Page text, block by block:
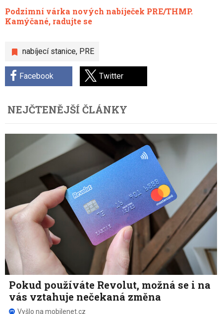
nabíjecí stanice, PRE
Facebook Twitter
Podzimní várka nových nabíječek PRE/THMP.
Kamýčané, radujte se
NEJČTENĚJŠÍ ČLÁNKY
Pokud používáte Revolut, možná se i na
vás vztahuje nečekaná změna
Vyšlo na mobilenet.cz